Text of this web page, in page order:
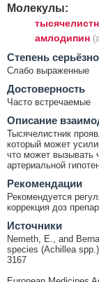
Молекулы:
амлодипин
Cтепень
Слабо выраженные
Достоверность
Часто встречаемые
Описание
Тысячелистник
который может
что может вызывать
артериальной
Рекомендации
Рекомендуется
коррекция доз
Источники
Nemeth, E., and
species (Achillea
3167